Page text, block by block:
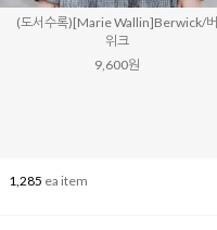
(도서수록)[Marie Wallin]Berwick/버
위크
9,600원
1,285 ea item